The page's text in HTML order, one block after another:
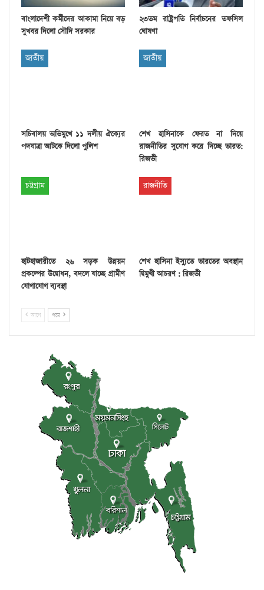
বাংলাদেশী কর্মীদের আকামা নিয়ে বড়
সুখবর দিলো সৌদি সরকার
২৩তম রাষ্ট্রপতি নির্বাচনের তফসিল
ঘোষণা
জাতীয়
সচিবালয় অভিমুখে ১১ দলীয় ঐক্যের
পদযাত্রা আটকে দিলো পুলিশ
জাতীয়
শেখ হাসিনাকে ফেরত না দিয়ে
রাজনীতির সুযোগ করে দিচ্ছে ভারত:
রিজভী
চট্টগ্রাম
হাটহাজারীতে ২৬ সড়ক উন্নয়ন
প্রকল্পের উদ্বোধন, বদলে যাচ্ছে গ্রামীণ
যোগাযোগ ব্যবস্থা
রাজনীতি
শেখ হাসিনা ইস্যুতে ভারতের অবস্থান
দ্বিমুখী আচরণ : রিজভী
আগে পরে